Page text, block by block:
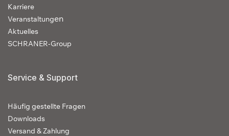
Karriere
Veranstaltungen
Aktuelles
SCHRANER-Group
Service & Support
Häufig gestellte Fragen
Downloads
Versand & Zahlung